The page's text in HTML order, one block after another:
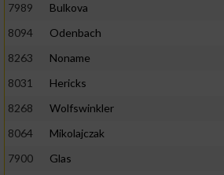
7989 Bulkova
8094
Odenbach
8263
Noname
8031
Hericks
8268
Wolfswinkler
8064
Mikolajczak
7900
Glas